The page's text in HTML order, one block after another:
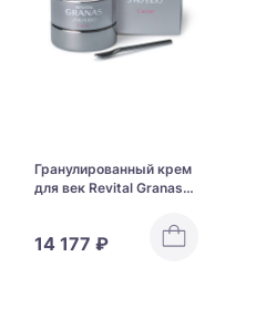
Гранулированный крем
для век Revital Granas
14 177 ₽